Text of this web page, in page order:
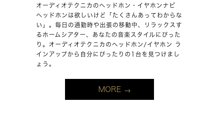
オーディオテクニカのヘッドホン・イヤホンナビ
ヘッドホンは欲しいけど「たくさんあってわからな
い」。毎日の通勤時や出張の移動中、リラックスす
るホームシアター、あなたの音楽スタイルにぴった
り。オーディオテクニカのヘッドホン/イヤホン ラ
インアップから自分にぴったりの1台を見つけまし
ょう。
MORE